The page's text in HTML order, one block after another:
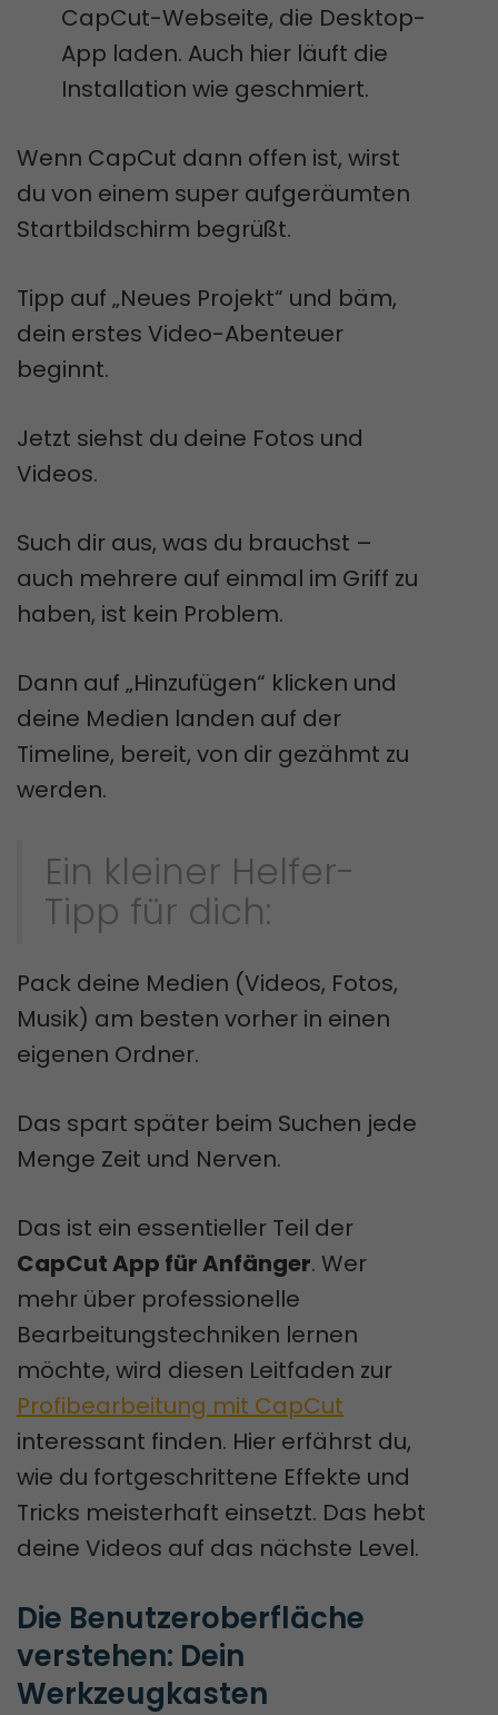
CapCut-Webseite, die Desktop-
App laden. Auch hier läuft die
Installation wie geschmiert.
Wenn CapCut dann offen ist, wirst
du von einem super aufgeräumten
Startbildschirm begrüßt.
Tipp auf „Neues Projekt“ und bäm,
dein erstes Video-Abenteuer
beginnt.
Jetzt siehst du deine Fotos und
Videos.
Such dir aus, was du brauchst –
auch mehrere auf einmal im Griff zu
haben, ist kein Problem.
Dann auf „Hinzufügen“ klicken und
deine Medien landen auf der
Timeline, bereit, von dir gezähmt zu
werden.
Ein kleiner Helfer-
Tipp für dich:
Pack deine Medien (Videos, Fotos,
Musik) am besten vorher in einen
eigenen Ordner.
Das spart später beim Suchen jede
Menge Zeit und Nerven.
Das ist ein essentieller Teil der
CapCut App für Anfänger. Wer
mehr über professionelle
Bearbeitungstechniken lernen
möchte, wird diesen Leitfaden zur
Profibearbeitung mit CapCut
interessant finden. Hier erfährst du,
wie du fortgeschrittene Effekte und
Tricks meisterhaft einsetzt. Das hebt
deine Videos auf das nächste Level.
Die Benutzeroberfläche
verstehen: Dein
Werkzeugkasten